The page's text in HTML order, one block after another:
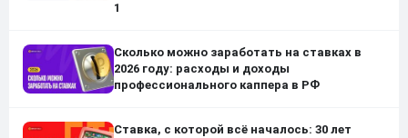
1
Сколько можно заработать на ставках в
2026 году: расходы и доходы
профессионального каппера в РФ
Ставка, с которой всё началось: 30 лет